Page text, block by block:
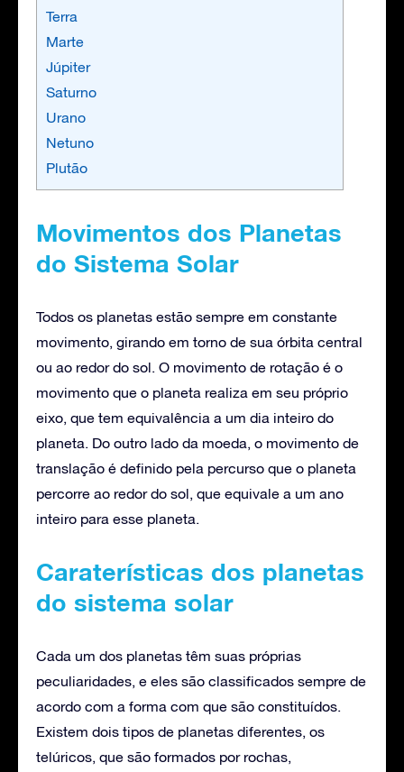
Terra
Marte
Júpiter
Saturno
Urano
Netuno
Plutão
Movimentos dos Planetas
do Sistema Solar
Todos os planetas estão sempre em constante
movimento, girando em torno de sua órbita central
ou ao redor do sol. O movimento de rotação é o
movimento que o planeta realiza em seu próprio
eixo, que tem equivalência a um dia inteiro do
planeta. Do outro lado da moeda, o movimento de
translação é definido pela percurso que o planeta
percorre ao redor do sol, que equivale a um ano
inteiro para esse planeta.
Caraterísticas dos planetas
do sistema solar
Cada um dos planetas têm suas próprias
peculiaridades, e eles são classificados sempre de
acordo com a forma com que são constituídos.
Existem dois tipos de planetas diferentes, os
telúricos, que são formados por rochas,